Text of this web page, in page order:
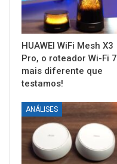
HUAWEI WiFi Mesh X3
Pro, o roteador Wi-Fi 7
mais diferente que
testamos!
ANÁLISES